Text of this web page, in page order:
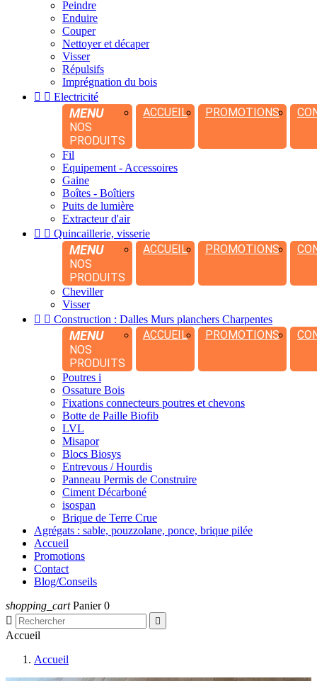
Peindre
Enduire
Couper
Nettoyer et décaper
Visser
Répulsifs
Imprégnation du bois
  Electricité
MENU
NOS
PRODUITS
ACCUEIL PROMOTIONS
Fil
Equipement - Accessoires
Gaine
Boîtes - Boîtiers
Puits de lumière
Extracteur d'air
  Quincaillerie, visserie
MENU
NOS
PRODUITS
ACCUEIL PROMOTIONS
Cheviller
Visser
  Construction : Dalles Murs planchers Charpentes
MENU
NOS
PRODUITS
ACCUEIL PROMOTIONS
Poutres i
Ossature Bois
Fixations connecteurs poutres et chevons
Botte de Paille Biofib
LVL
Misapor
Blocs Biosys
Entrevous / Hourdis
Panneau Permis de Construire
Ciment Décarboné
isospan
Brique de Terre Crue
Agrégats : sable, pouzzolane, ponce, brique pilée
Accueil
Promotions
Contact
Blog/Conseils
shopping_cart Panier 0


Accueil
Accueil